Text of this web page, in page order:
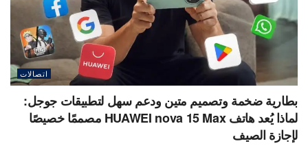
اتصالات
بطارية ضخمة وتصميم متين ودعم سهل لتطبيقات جوجل:
لماذا يُعد هاتف HUAWEI nova 15 Max مصممًا خصيصًا
لإجازة الصيف